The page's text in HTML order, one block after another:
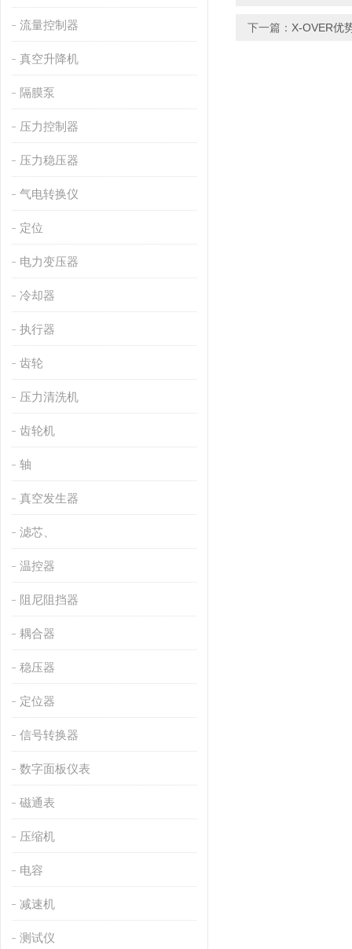
流量控制器
真空升降机
隔膜泵
压力控制器
压力稳压器
气电转换仪
定位
电力变压器
冷却器
执行器
齿轮
压力清洗机
齿轮机
轴
真空发生器
滤芯、
温控器
阻尼阻挡器
耦合器
稳压器
定位器
信号转换器
数字面板仪表
磁通表
压缩机
电容
减速机
测试仪
下一篇： X-OVER优